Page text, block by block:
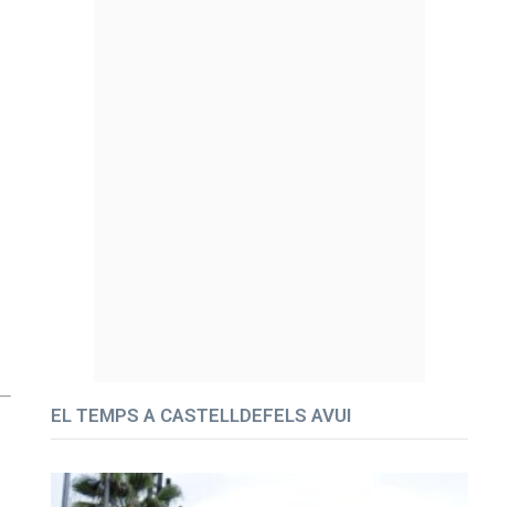
EL TEMPS A CASTELLDEFELS AVUI